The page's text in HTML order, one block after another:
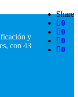
Share
0
0
0
0
y
con 43